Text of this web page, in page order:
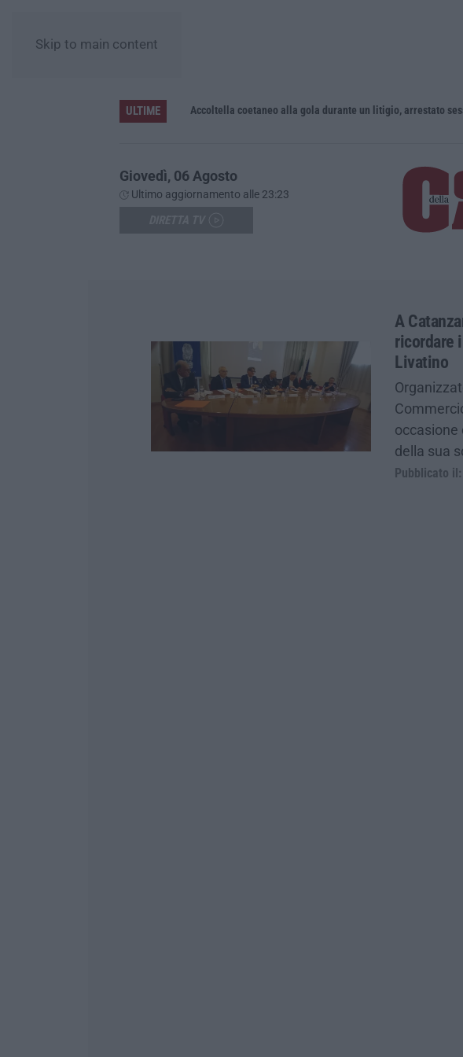
Skip to main content
ULTIME Accoltella coetaneo alla gola durante un litigio, arrestato
Giovedì, 06 Agosto
Ultimo aggiornamento alle 23:23
A
ricordare
Livatino
occasione
della sua
Pubblicato